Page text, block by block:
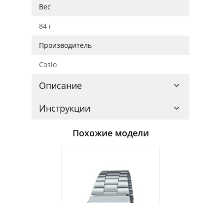
Вес
84 г
Производитель
Casio
Описание
Инструкции
Похожие модели